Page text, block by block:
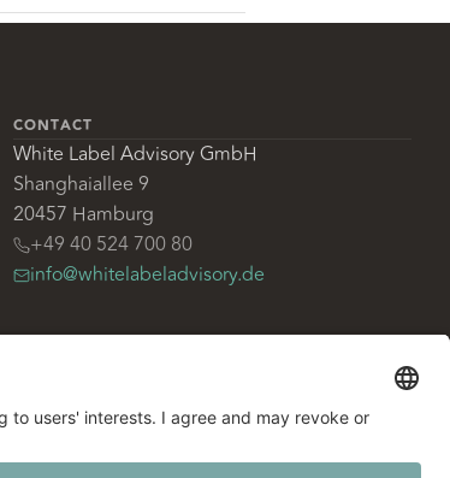
CONTACT
White Label Advisory GmbH
Shanghaiallee 9
20457 Hamburg
+49 40 524 700 80
info@whitelabeladvisory.de